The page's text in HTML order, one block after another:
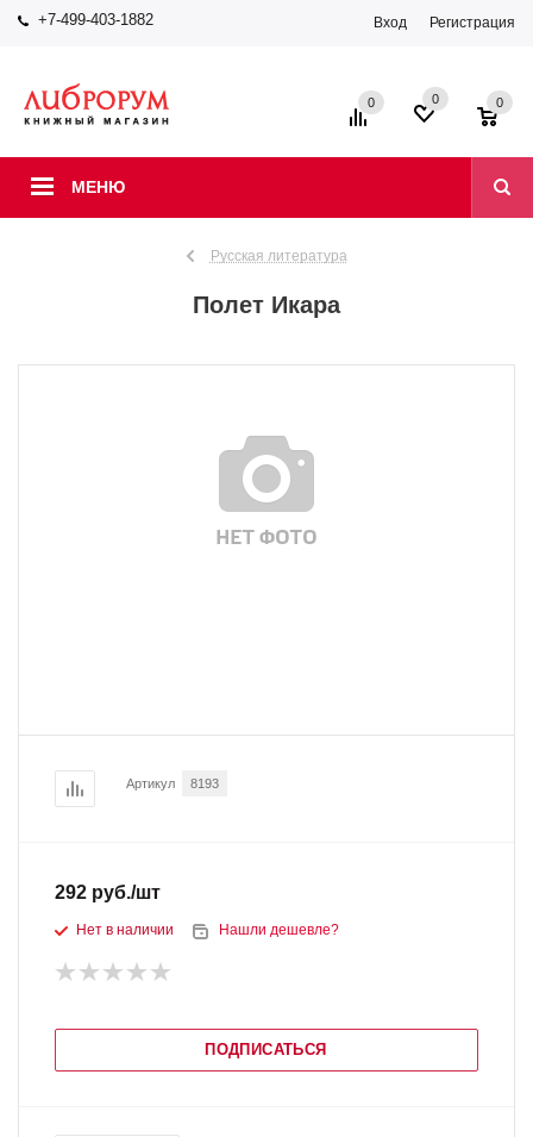
+7-499-403-1882 Вход Регистрация
МЕНЮ
0 0 0
Русская литература
Полет Икара
Артикул 8193
292 руб./шт
Нет в наличии Нашли дешевле?
ПОДПИСАТЬСЯ